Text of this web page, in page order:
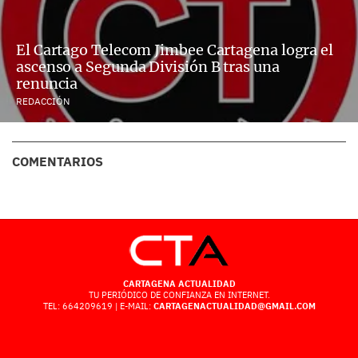
El Cartago Telecom Jimbee Cartagena logra el
ascenso a Segunda División B tras una
renuncia
REDACCIÓN
COMENTARIOS
CARTAGENA ACTUALIDAD
TU PERIÓDICO DE CONFIANZA EN INTERNET.
TEL: 664209619 | E-MAIL: CARTAGENACTUALIDAD@GMAIL.COM